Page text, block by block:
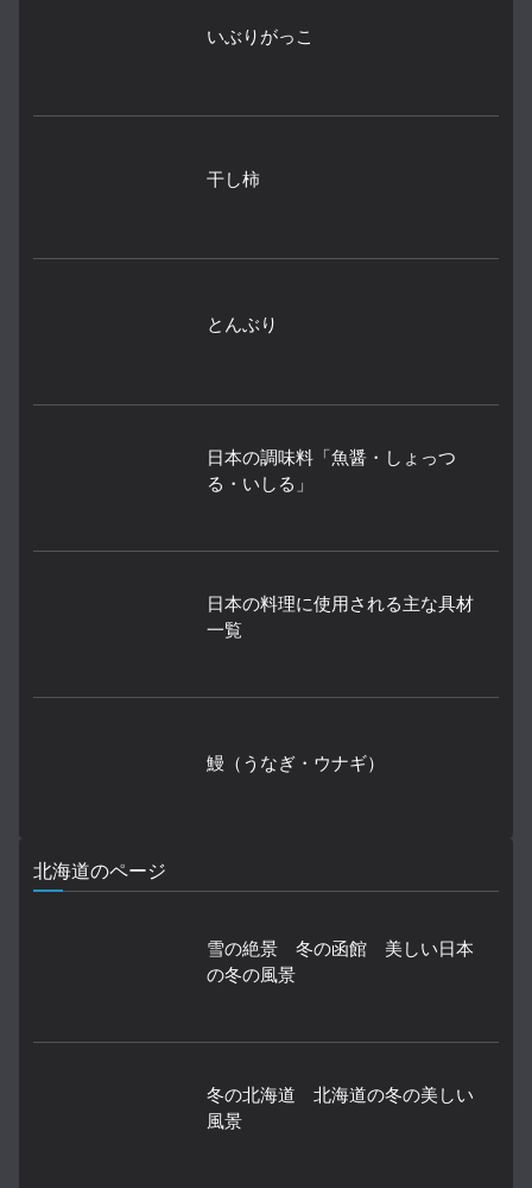
いぶりがっこ
干し柿
とんぶり
日本の調味料「魚醤・しょっつ
る・いしる」
日本の料理に使用される主な具材
一覧
鰻（うなぎ・ウナギ）
北海道のページ
雪の絶景 冬の函館 美しい日本
の冬の風景
冬の北海道 北海道の冬の美しい
風景